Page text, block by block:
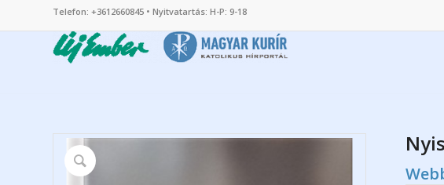
Telefon: +3612660845 • Nyitvatartás: H-P: 9-18